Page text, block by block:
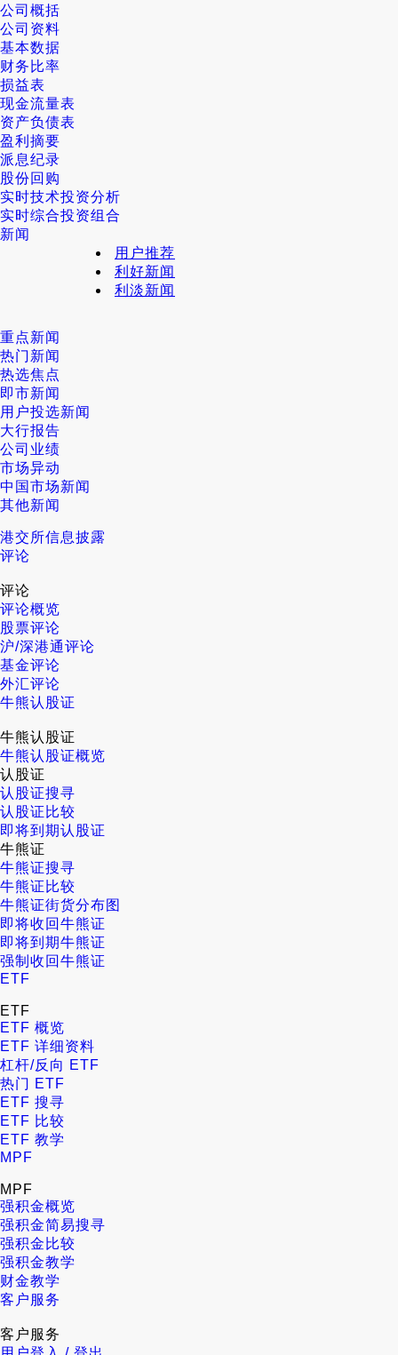
公司概括
公司资料
基本数据
财务比率
损益表
现金流量表
资产负债表
盈利摘要
派息纪录
股份回购
实时技术投资分析
实时综合投资组合
新闻
重点新闻
热门新闻
热选焦点
即市新闻
用户投选新闻
大行报告
公司业绩
市场异动
中国市场新闻
其他新闻
港交所信息披露
用户推荐
利好新闻
利淡新闻
评论
评论
评论概览
股票评论
沪/深港通评论
基金评论
外汇评论
牛熊认股证
牛熊认股证
牛熊认股证概览
认股证
认股证搜寻
认股证比较
即将到期认股证
牛熊证
牛熊证搜寻
牛熊证比较
牛熊证街货分布图
即将收回牛熊证
即将到期牛熊证
强制收回牛熊证
ETF
ETF
ETF 概览
ETF 详细资料
杠杆/反向 ETF
热门 ETF
ETF 搜寻
ETF 比较
ETF 教学
MPF
MPF
强积金概览
强积金简易搜寻
强积金比较
强积金教学
财金教学
客户服务
客户服务